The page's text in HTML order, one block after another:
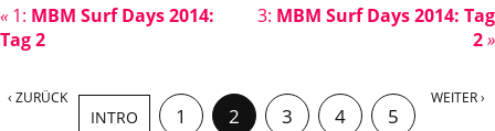
« 1: MBM Surf Days 2014:
Tag 2
3: MBM Surf Days 2014: Tag
2»
‹ ZURÜCK
INTRO 1 2 3 4 5
WEITER ›